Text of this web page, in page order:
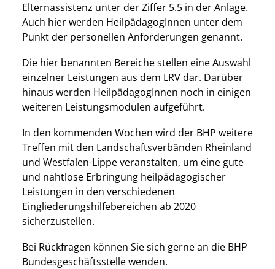
Elternassistenz unter der Ziffer 5.5 in der Anlage.
Auch hier werden HeilpädagogInnen unter dem
Punkt der personellen Anforderungen genannt.
Die hier benannten Bereiche stellen eine Auswahl
einzelner Leistungen aus dem LRV dar. Darüber
hinaus werden HeilpädagogInnen noch in einigen
weiteren Leistungsmodulen aufgeführt.
In den kommenden Wochen wird der BHP weitere
Treffen mit den Landschaftsverbänden Rheinland
und Westfalen-Lippe veranstalten, um eine gute
und nahtlose Erbringung heilpädagogischer
Leistungen in den verschiedenen
Eingliederungshilfebereichen ab 2020
sicherzustellen.
Bei Rückfragen können Sie sich gerne an die BHP
Bundesgeschäftsstelle wenden.